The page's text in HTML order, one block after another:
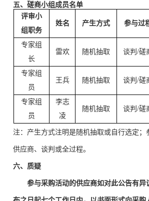
五、磋商小组成员名单
评审小
组职务
姓名 产生方式 参与过
专家组
长
雷欢 随机抽取 谈判/磋
专家组
员
王兵 随机抽取 谈判/磋
专家组
员
李志
凌
随机抽取 谈判/磋
注：产生方式注明是随机抽取或自行选定；
供应商、谈判或全过程。
六、质疑
参与采购活动的供应商如对此公告有异